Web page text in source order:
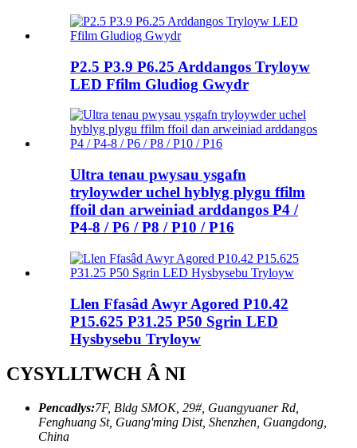
P2.5 P3.9 P6.25 Arddangos Tryloyw
LED Ffilm Gludiog Gwydr
Ultra tenau pwysau ysgafn
tryloywder uchel hyblyg plygu ffilm
ffoil dan arweiniad arddangos P4 /
P4-8 / P6 / P8 / P10 / P16
Llen Ffasâd Awyr Agored P10.42
P15.625 P31.25 P50 Sgrin LED
Hysbysebu Tryloyw
CYSYLLTWCH Â NI
Pencadlys:7F, Bldg SMOK, 29#, Guangyuaner Rd,
Fenghuang St, Guang'ming Dist, Shenzhen, Guangdong,
China